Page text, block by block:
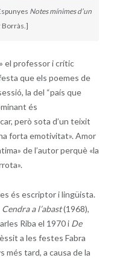
Notes mínimes d’un
Borràs.]
el professor i crític
que els poemes de
la del “país que
és
però sota d’un teixit
forta emotivitat». Amor
de l’autor perquè «la
és escriptor i lingüista.
Cendra a l’abast(1968),
Riba el 1970 i De
a les festes Fabra
més tard, a causa de la